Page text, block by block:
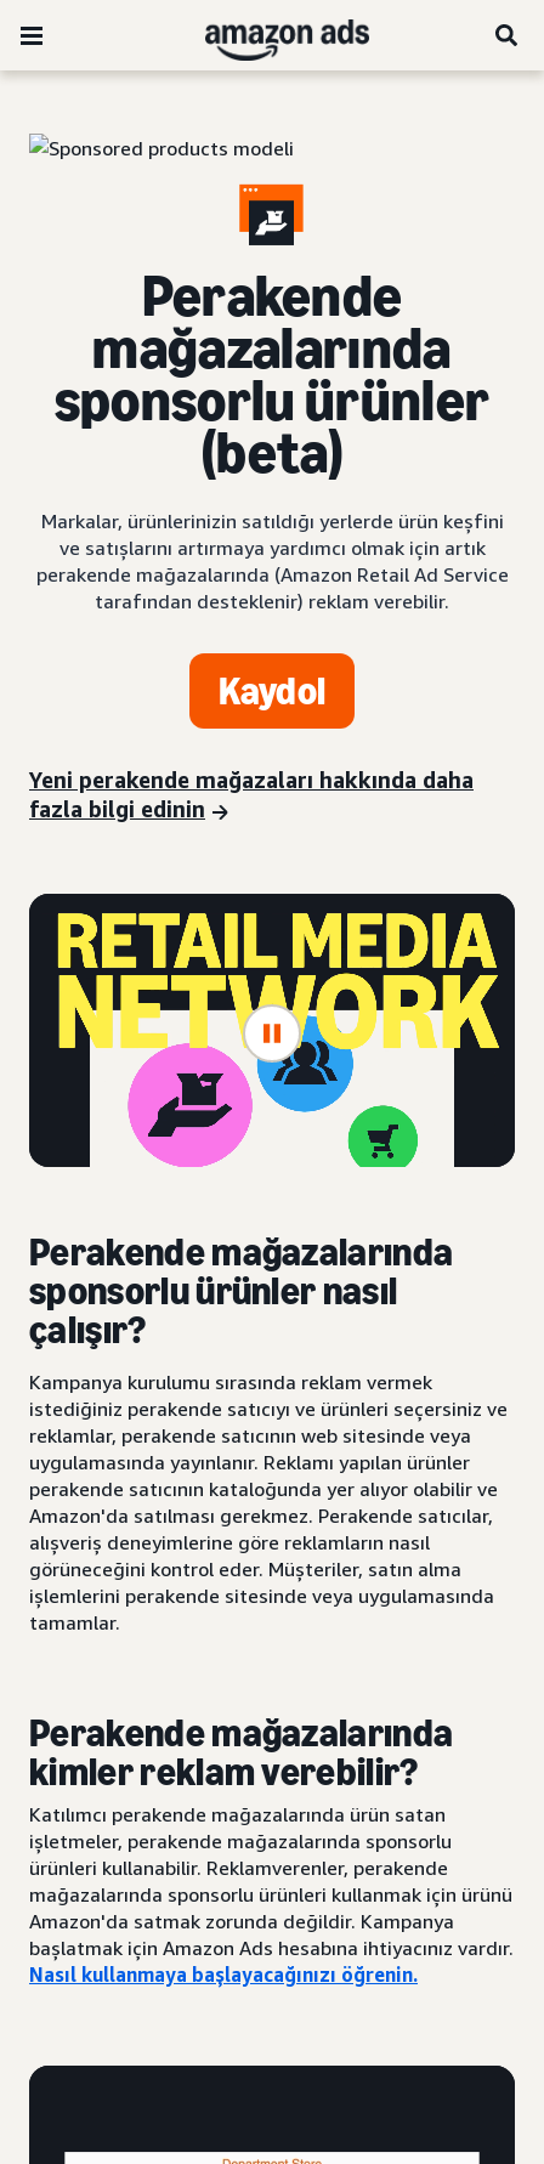
Perakende
mağazalarında
sponsorlu ürünler
(beta)
Markalar, ürünlerinizin satıldığı yerlerde ürün keşfini
ve satışlarını artırmaya yardımcı olmak için artık
perakende mağazalarında (Amazon Retail Ad Service
tarafından desteklenir) reklam verebilir.
Kaydol
Yeni perakende mağazaları hakkında daha
fazla bilgi edinin
Perakende mağazalarında
sponsorlu ürünler nasıl
çalışır?
Kampanya kurulumu sırasında reklam vermek
istediğiniz perakende satıcıyı ve ürünleri seçersiniz ve
reklamlar, perakende satıcının web sitesinde veya
uygulamasında yayınlanır. Reklamı yapılan ürünler
perakende satıcının kataloğunda yer alıyor olabilir ve
Amazon'da satılması gerekmez. Perakende satıcılar,
alışveriş deneyimlerine göre reklamların nasıl
görüneceğini kontrol eder. Müşteriler, satın alma
işlemlerini perakende sitesinde veya uygulamasında
tamamlar.
Perakende mağazalarında
kimler reklam verebilir?
Katılımcı perakende mağazalarında ürün satan
işletmeler, perakende mağazalarında sponsorlu
ürünleri kullanabilir. Reklamverenler, perakende
mağazalarında sponsorlu ürünleri kullanmak için ürünü
Amazon'da satmak zorunda değildir. Kampanya
başlatmak için Amazon Ads hesabına ihtiyacınız vardır.
Nasıl kullanmaya başlayacağınızı öğrenin.